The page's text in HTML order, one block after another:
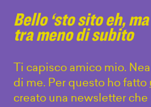
Bello ‘sto sito eh,
tra meno di subito
Ti capisco amico mio.
di me. Per questo ho fatto
creato una newsletter che